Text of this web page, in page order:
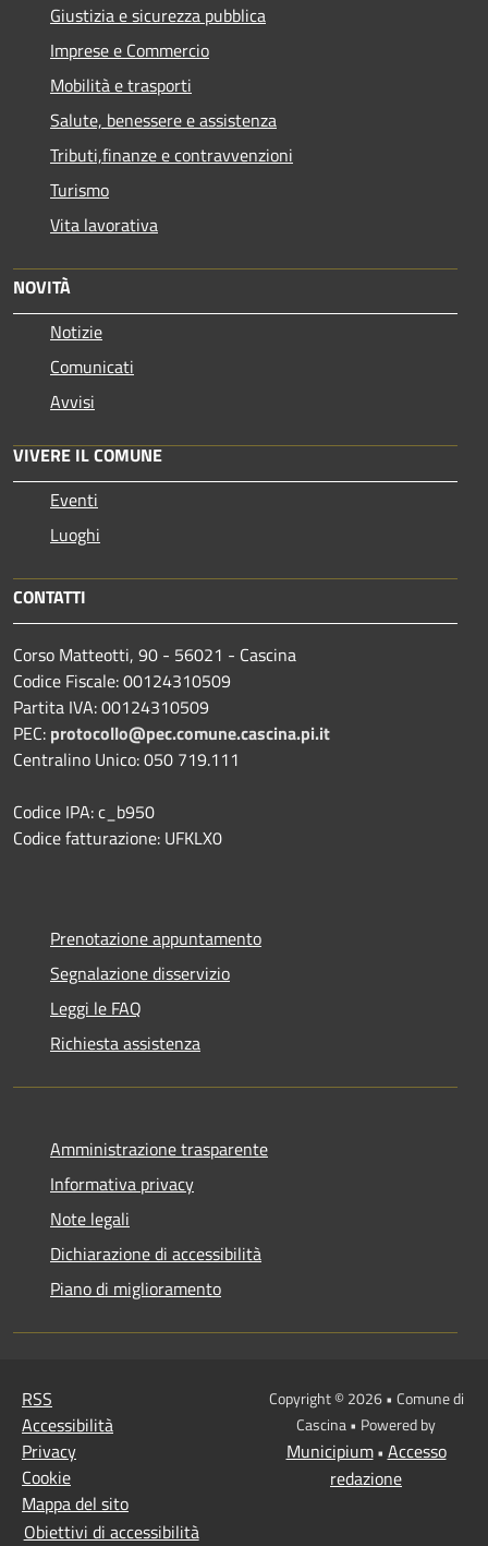
Giustizia e sicurezza pubblica
Imprese e Commercio
Mobilità e trasporti
Salute, benessere e assistenza
Tributi,finanze e contravvenzioni
Turismo
Vita lavorativa
NOVITÀ
Notizie
Comunicati
Avvisi
VIVERE IL COMUNE
Eventi
Luoghi
CONTATTI
Corso Matteotti, 90 - 56021 - Cascina
Codice Fiscale: 00124310509
Partita IVA: 00124310509
PEC: protocollo@pec.comune.cascina.pi.it
Centralino Unico: 050 719.111
Codice IPA: c_b950
Codice fatturazione: UFKLX0
Prenotazione appuntamento
Segnalazione disservizio
Leggi le FAQ
Richiesta assistenza
Amministrazione trasparente
Informativa privacy
Note legali
Dichiarazione di accessibilità
Piano di miglioramento
RSS
Accessibilità
Privacy
Cookie
Mappa del sito
Obiettivi di accessibilità
Copyright © 2026 • Comune di
Cascina • Powered by
Municipium• Accesso
redazione